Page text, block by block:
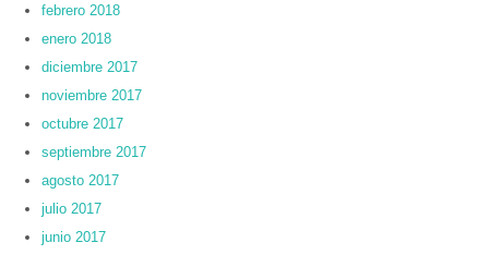
febrero 2018
enero 2018
diciembre 2017
noviembre 2017
octubre 2017
septiembre 2017
agosto 2017
julio 2017
junio 2017